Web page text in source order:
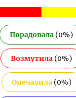
Порадовала (0%)
Возмутила (0%)
Опечалила(0%)